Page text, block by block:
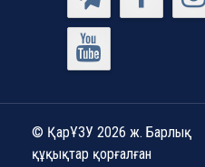
© ҚарҰЗУ 2026 ж. Барлық
құқықтар қорғалған